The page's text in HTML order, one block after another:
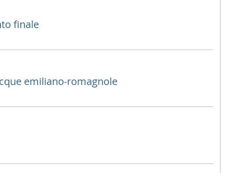
finale
emiliano-romagnole